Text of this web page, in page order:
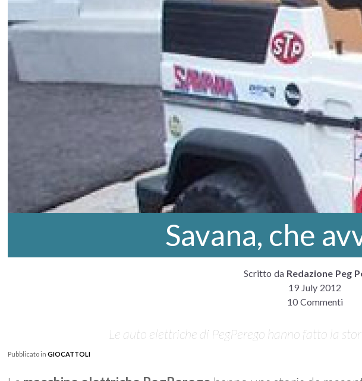
Savana, che
Scritto da Redazione Peg
19 July 2012
10 Commenti
Le auto elettriche di PegPerego hanno fatto la
Pubblicato inGIOCATTOLI